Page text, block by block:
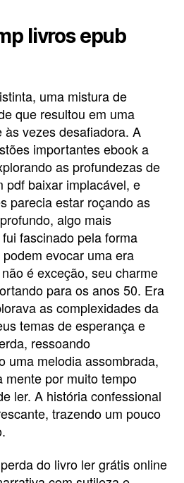
livros epub
uma mistura de
que resultou em uma
vezes desafiadora. A
importantes ebook a
as profundezas de
pdf baixar implacável, e
parecia estar roçando as
algo mais
fascinado pela forma
evocar uma era
é exceção, seu charme
para os anos 50. Era
as complexidades da
temas de esperança e
ressoando
uma melodia assombrada,
mente por muito tempo
ler. A história confessional
trazendo um pouco
do livro ler grátis online